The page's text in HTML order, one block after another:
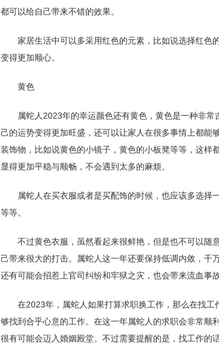
都可以给自己带来不错的效果。
家居生活中可以多采用红色的元素，比如说选择红色
变得更加顺心。
黄色
属蛇人2023年的幸运颜色还有黄色，黄色是一种非常
己的运势变得更加旺盛，还可以让家人在很多事情上都能
装饰物，比如说黄色的小镜子，黄色的小板凳等等，这样
显得更加平稳与顺畅，不会遇到太多的麻烦。
属蛇人在买衣服或者是买配饰的时候，也应该多选择
等等。
不过黄色衣服，虽然看起来很鲜艳，但是也不可以随
己带来很大的打击。属蛇人这一年还要保持低调内敛，千
还有可能会招惹上官司纠纷和牢狱之灾，也会带来流血事
在2023年，属蛇人如果打算求职换工作，那么在找工
够找到合乎心意的工作。在这一年属蛇人的求职会非常顺
很有可能会迈入婚姻殿堂。不过需要提醒的是，找工作的